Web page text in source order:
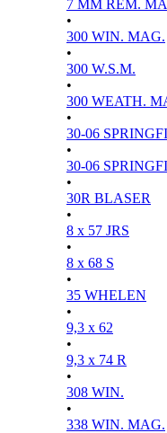
7 MM REM.
•
300 WIN. MAG.
•
300 W.S.M.
•
300 WEATH.
•
30-06
•
30-06
•
30R BLASER
•
8 x 57 JRS
•
8 x 68 S
•
35 WHELEN
•
9,3 x 62
•
9,3 x 74 R
•
308 WIN.
•
338 WIN. MAG.